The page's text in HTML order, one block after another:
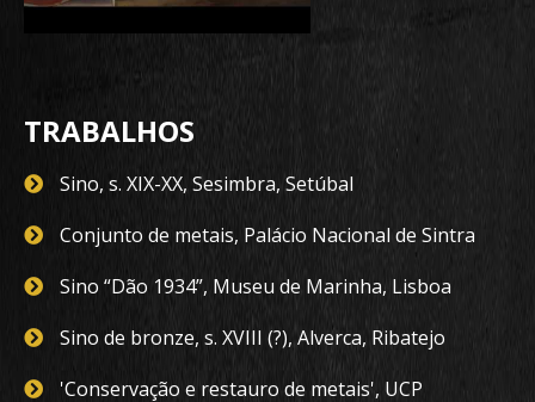
TRABALHOS
Sino, s. XIX-XX, Sesimbra, Setúbal
Conjunto de metais, Palácio Nacional de Sintra
Sino “Dão 1934”, Museu de Marinha, Lisboa
Sino de bronze, s. XVIII (?), Alverca, Ribatejo
'Conservação e restauro de metais', UCP